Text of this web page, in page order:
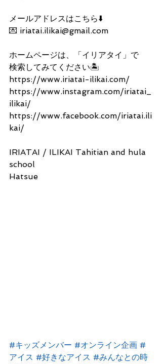
メールアドレスはこちら⬇️
💌 iriatai.ilikai@gmail.com
ホームページは、「イリアタイ」で
検索してみてください🏝
https://www.iriatai-ilikai.com/
https://www.instagram.com/iriatai_
ilikai/
https://www.facebook.com/iriatai.ili
kai/
IRIATAI / ILIKAI Tahitian and hula
school
Hatsue
#キッズメンバー #オンライン企画 #
アイス #好きなアイス #みんなとの時